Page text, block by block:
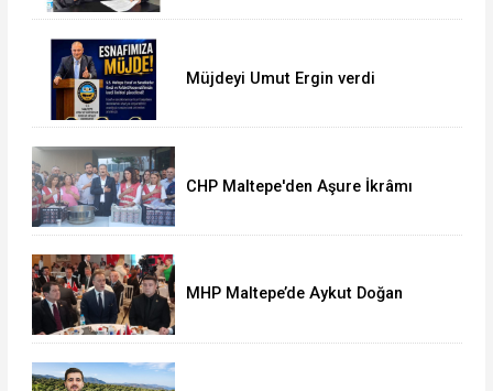
Müjdeyi Umut Ergin verdi
CHP Maltepe'den Aşure İkrâmı
MHP Maltepe’de Aykut Doğan